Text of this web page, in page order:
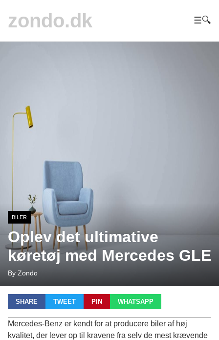
zondo.dk ☰🔍
BILER
Oplev det ultimative
køretøj med Mercedes GLE
By Zondo
SHARE TWEET PIN WHATSAPP
Mercedes-Benz er kendt for at producere biler af høj
kvalitet, der lever op til kravene fra selv de mest krævende